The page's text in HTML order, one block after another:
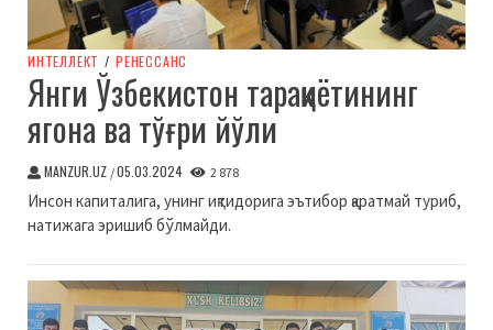
ИНТЕЛЛЕКТ / РЕНЕССАНС
Янги Ўзбекистон тараққиётининг
ягона ва тўғри йўли
MANZUR.UZ /05.03.2024 2 878
Инсон капиталига, унинг иқтидорига эътибор қаратмай туриб,
натижага эришиб бўлмайди.